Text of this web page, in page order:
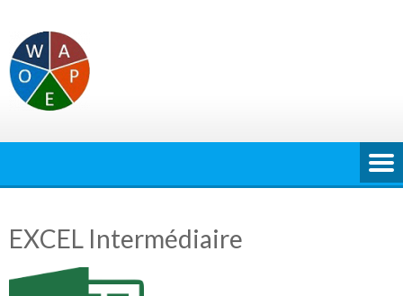
content
EXCEL Intermédiaire